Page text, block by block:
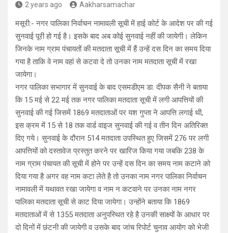
2 years ago Aakharsamachar
मसूरी:- नगर पालिका निर्वाचन नामावली सूची में हाई कोर्ट के आदेश पर की गई
सुनवाई पूरी हो गई है। इसके बाद अब कोई सुनवाई नहीं की जायेगी। लेकिन
जिनके नाम ग्राम पंचायतों की मतदाता सूची में हैं उन्हें दस दिन का समय दिया
गया है ताकि वे नाम वहां से कटवा दे तो उनका नाम मतदाता सूची में रखा
जायेगा।
नगर पालिका सभागार में सुनवाई के बाद एसमडीएम डा. दीपक सैनी ने बताया
कि 15 मई से 22 मई तक नगर पालिका मतदाता सूची में लगी आपत्तियों की
सुनवाई की गई जिसमें 1869 मतदाताओं पर यश गुप्ता ने आपत्ति लगाई थी,
इस क्रम में 15 से 18 तक वार्ड वाइज सुनवाई की गई व तीन दिन अतिरिक्त
दिए गये। सुनवाई के दौरान 514 मतदाता उपस्थित हुए जिसमें 276 पर लगी
आपत्तियों को दस्तावेज प्रस्तुत करने पर खारिज किया गया जबकि 238 के
नाम ग्राम पंचायत की सूची में होने पर उन्हें दस दिन का समय नाम कटाने को
दिया गया है अगर वह नाम कटा लेते है तो उनका नाम नगर पालिका निर्वाचन
नामावली में यथावत रखा जायेगा व नाम न कटवाने पर उनका नाम नगर
पालिका मतदाता सूची से काट दिया जायेगा। उन्होंने बताया कि 1869
मतदाताओं में से 1355 मतदाता अनुपस्थित रहे है उनकी साक्ष्यों के आधार पर
दो दिनों में छंटनी की जायेगी व उसके बाद जांच रिपोर्ट चुनाव आयोग को भेजी